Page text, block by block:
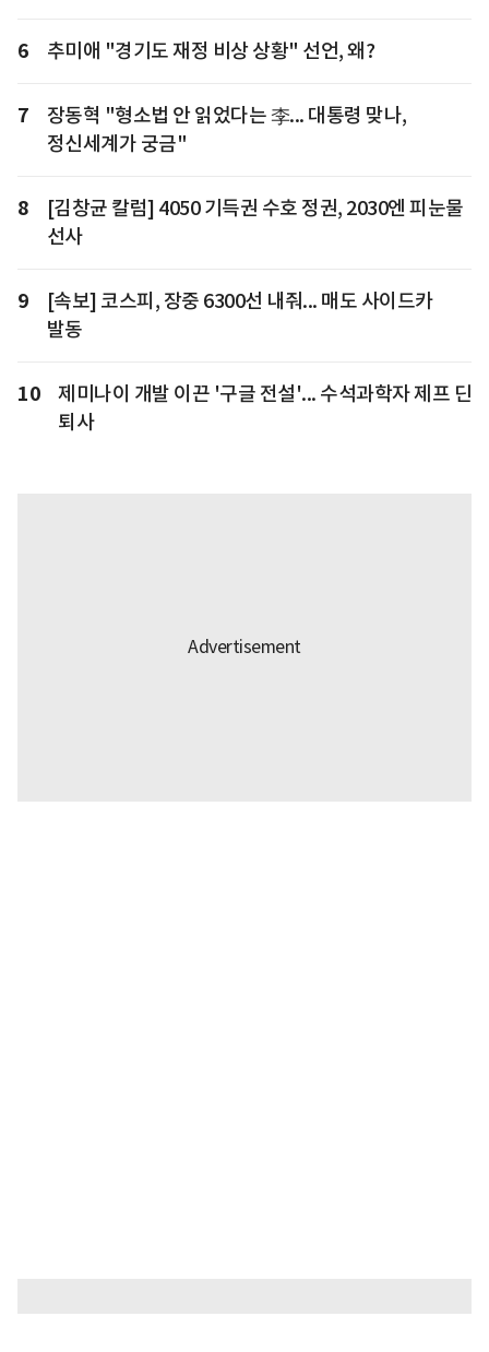
6 추미애 "경기도 재정 비상 상황" 선언, 왜?
7
장동혁 "형소법 안 읽었다는 李... 대통령 맞나,
정신세계가 궁금"
8
[김창균 칼럼] 4050 기득권 수호 정권, 2030엔 피눈물
선사
9
[속보] 코스피, 장중 6300선 내줘... 매도 사이드카
발동
10
제미나이 개발 이끈 '구글 전설'... 수석과학자 제프 딘
퇴사